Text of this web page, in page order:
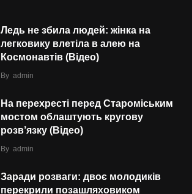
Ледь не збила людей: жінка на
легковику влетіла в алею на
Космонавтів (Відео)
By admin
На перехресті перед Староміським
мостом облаштують кругову
розв’язку (Відео)
By admin
Заради розваги: двоє молодиків
перекрили позашляховиком